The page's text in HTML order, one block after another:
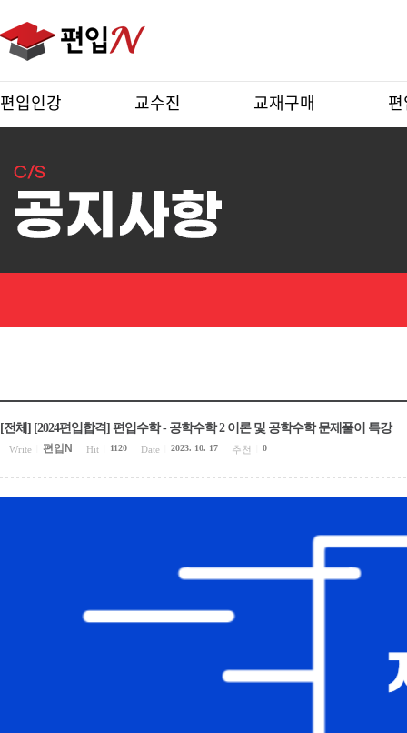
편입인강 교수진 교재구매
[전체] [2024편입합격] 편입수학 - 공학수학 2 이론 및 공학수학 문제풀이 특강
Write 편입N Hit 1120 Date 2023. 10. 17 추천 0